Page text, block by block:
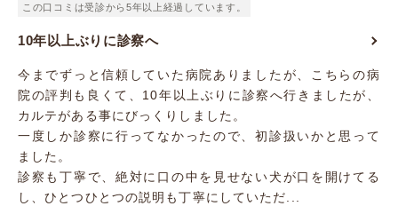
この口コミは受診から5年以上経過しています。
10年以上ぶりに診察へ
今までずっと信頼していた病院ありましたが、こちらの病
院の評判も良くて、10年以上ぶりに診察へ行きましたが、
カルテがある事にびっくりしました。
一度しか診察に行ってなかったので、初診扱いかと思って
ました。
診察も丁寧で、絶対に口の中を見せない犬が口を開けてる
し、ひとつひとつの説明も丁寧にしていただ...